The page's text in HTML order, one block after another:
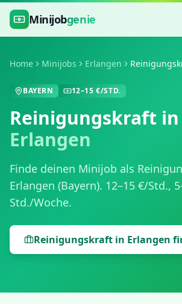
Zum Hauptinhalt springen
Minijobgenie
Home Minijobs Erlangen
BAYERN 12–15 €/STD.
Reinigungskraft in
Erlangen
Finde deinen Minijob als
Erlangen (Bayern). 12–15 €/Std.,
Std./Woche.
Reinigungskraft in Erlangen